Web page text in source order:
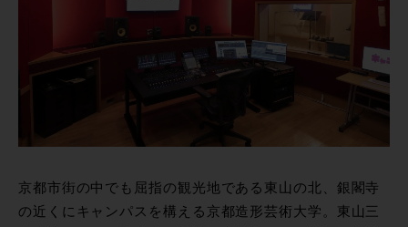
京都市街の中でも屈指の観光地である東山の北、銀閣寺
の近くにキャンパスを構える京都造形芸術大学。東山三